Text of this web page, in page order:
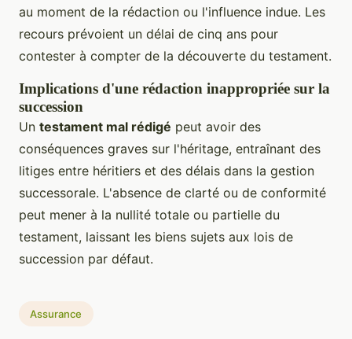
au moment de la rédaction ou l'influence indue. Les
recours prévoient un délai de cinq ans pour
contester à compter de la découverte du testament.
Implications d'une rédaction inappropriée sur la
succession
Un testament mal rédigé peut avoir des
conséquences graves sur l'héritage, entraînant des
litiges entre héritiers et des délais dans la gestion
successorale. L'absence de clarté ou de conformité
peut mener à la nullité totale ou partielle du
testament, laissant les biens sujets aux lois de
succession par défaut.
Assurance